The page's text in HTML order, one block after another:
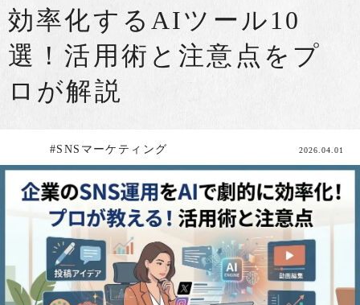
効率化するAIツール10
選！活用術と注意点をプ
ロが解説
#SNSマーケティング 2026.04.01